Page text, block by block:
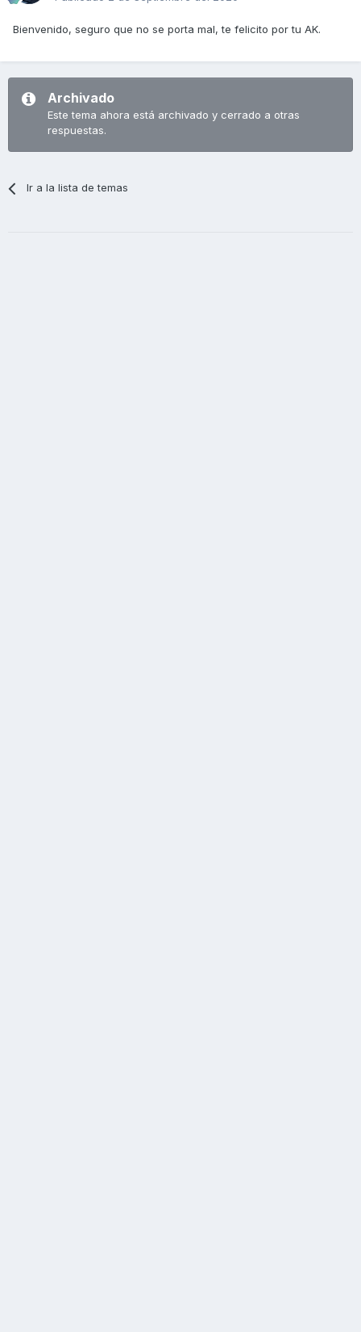
Bienvenido, seguro que no se porta mal, te felicito por tu AK.
Archivado
Este tema ahora está archivado y cerrado a otras
respuestas.
Ir a la lista de temas